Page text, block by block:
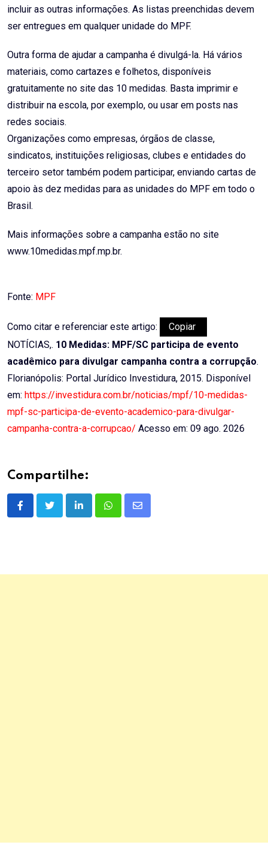
incluir as outras informações. As listas preenchidas devem
ser entregues em qualquer unidade do MPF.
Outra forma de ajudar a campanha é divulgá-la. Há vários
materiais, como cartazes e folhetos, disponíveis
gratuitamente no site das 10 medidas. Basta imprimir e
distribuir na escola, por exemplo, ou usar em posts nas
redes sociais.
Organizações como empresas, órgãos de classe,
sindicatos, instituições religiosas, clubes e entidades do
terceiro setor também podem participar, enviando cartas de
apoio às dez medidas para as unidades do MPF em todo o
Brasil.
Mais informações sobre a campanha estão no site
www.10medidas.mpf.mp.br.
Fonte: MPF
Como citar e referenciar este artigo:
Copiar
NOTÍCIAS,. 10 Medidas: MPF/SC participa de evento
acadêmico para divulgar campanha contra a corrupção.
Florianópolis: Portal Jurídico Investidura, 2015. Disponível
em: https://investidura.com.br/noticias/mpf/10-medidas-
mpf-sc-participa-de-evento-academico-para-divulgar-
campanha-contra-a-corrupcao/ Acesso em: 09 ago. 2026
Compartilhe:
LinkedInWhatsappShare